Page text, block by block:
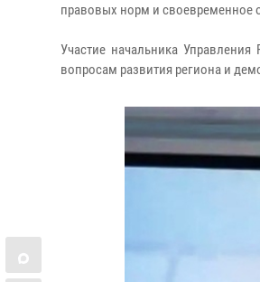
правовых норм и своевременное
Участие начальника
вопросам развития региона и